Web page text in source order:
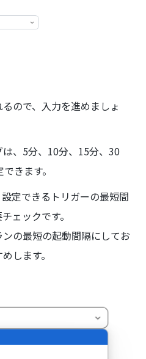
ので、入力を進めましょ
、5分、10分、15分、30
きます。
定できるトリガーの最短間
ェックです。
の最短の起動間隔にしてお
します。